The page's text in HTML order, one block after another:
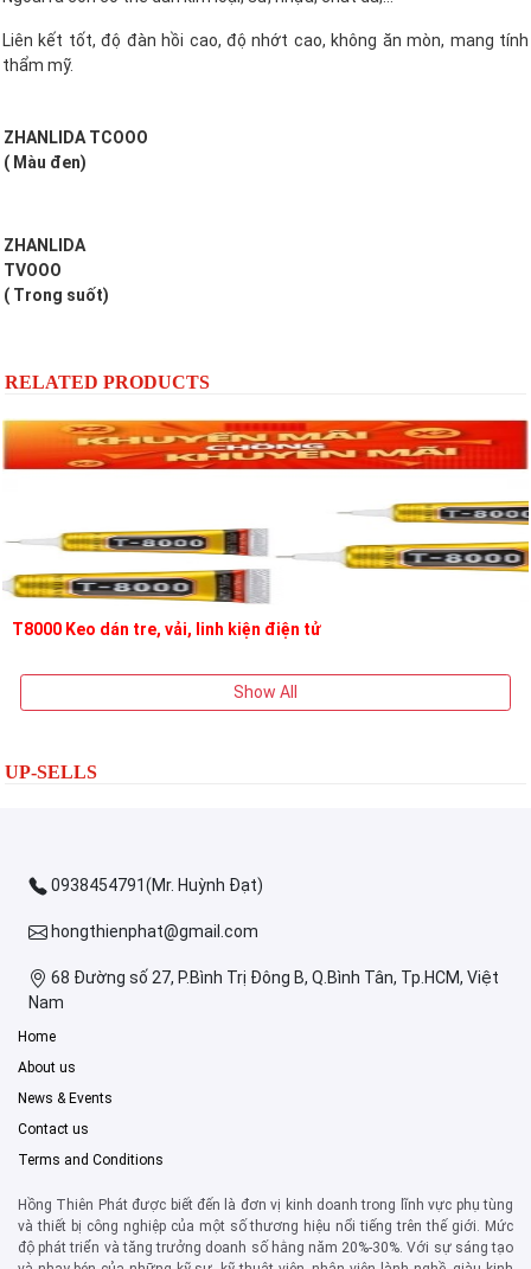
Liên kết tốt, độ đàn hồi cao, độ nhớt cao, không ăn mòn, mang tính
thẩm mỹ.
ZHANLIDA TCOOO
( Màu đen)
ZHANLIDA
TVOOO
( Trong suốt)
RELATED PRODUCTS
T8000 Keo dán tre, vải, linh kiện điện tử
Show All
UP-SELLS
0938454791(Mr. Huỳnh Đạt)
hongthienphat@gmail.com
68 Đường số 27, P.Bình Trị Đông B, Q.Bình Tân, Tp.HCM, Việt
Nam
Home
About us
News & Events
Contact us
Terms and Conditions
Hồng Thiên Phát được biết đến là đơn vị kinh doanh trong lĩnh vực phụ tùng
và thiết bị công nghiệp của một số thương hiệu nổi tiếng trên thế giới. Mức
độ phát triển và tăng trưởng doanh số hằng năm 20%-30%. Với sự sáng tạo